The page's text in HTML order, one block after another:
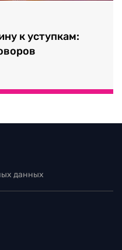
к уступкам:
данных